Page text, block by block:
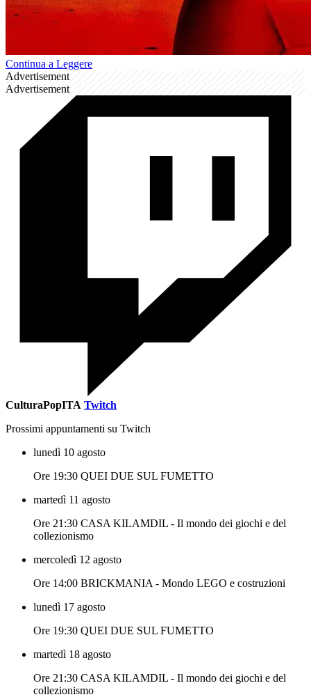
Continua a Leggere
Advertisement
Advertisement
CulturaPopITA Twitch
Prossimi appuntamenti su Twitch
lunedì 10 agosto
Ore 19:30 QUEI DUE SUL FUMETTO
martedì 11 agosto
Ore 21:30 CASA KILAMDIL - Il mondo dei giochi e del
collezionismo
mercoledì 12 agosto
Ore 14:00 BRICKMANIA - Mondo LEGO e costruzioni
lunedì 17 agosto
Ore 19:30 QUEI DUE SUL FUMETTO
martedì 18 agosto
Ore 21:30 CASA KILAMDIL - Il mondo dei giochi e del
collezionismo